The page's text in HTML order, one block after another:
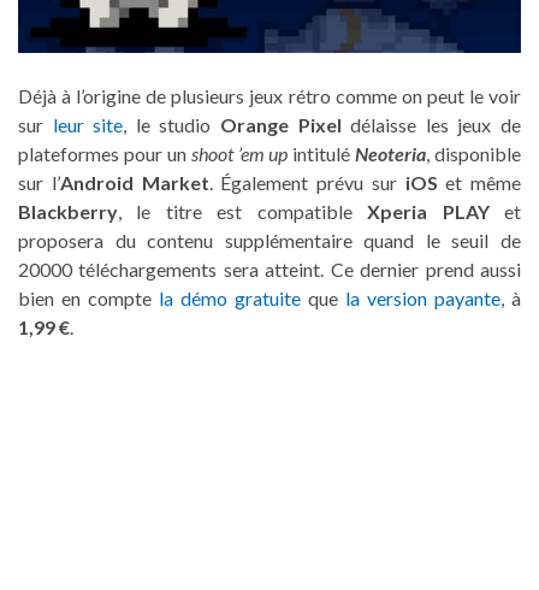
Déjà à l’origine de plusieurs jeux rétro comme on peut le voir
sur leur site, le studio Orange Pixel délaisse les jeux de
plateformes pour un shoot ’em up intituléNeoteria, disponible
sur l’Android Market. Également prévu sur iOS et même
Blackberry, le titre est compatibleXperia PLAYet
proposera du contenu supplémentaire quand le seuil de
20000 téléchargements sera atteint. Ce dernier prend aussi
bien en compte la démo gratuite que la version payante, à
1,99 €.